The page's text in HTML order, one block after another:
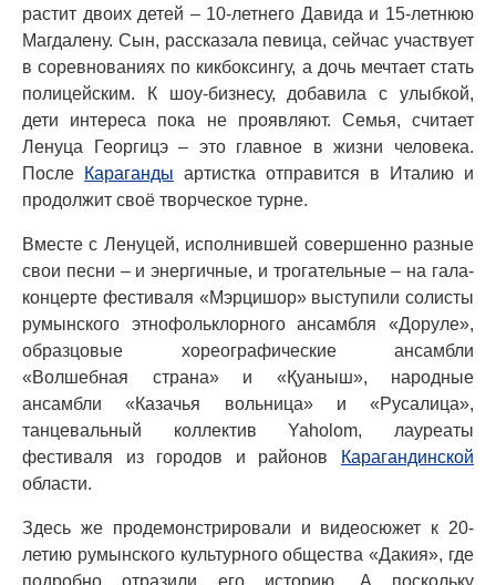
растит двоих детей – 10-летнего Давида и 15-летнюю
Магдалену. Сын, рассказала певица, сейчас участвует
в соревнованиях по кикбоксингу, а дочь мечтает стать
полицейским. К шоу-бизнесу, добавила с улыбкой,
дети интереса пока не проявляют. Семья, считает
Ленуца Георгицэ – это главное в жизни человека.
После
Караганды артистка отправится в Италию и
продолжит своё творческое турне.
Вместе с Ленуцей, исполнившей совершенно разные
свои песни – и энергичные, и трогательные – на гала-
концерте фестиваля «Мэрцишор» выступили солисты
румынского этнофольклорного ансамбля «Доруле»,
образцовые хореографические ансамбли
«Волшебная страна» и «Қуаныш», народные
ансамбли «Казачья вольница» и «Русалица»,
танцевальный коллектив Yaholom, лауреаты
фестиваля из городов и районов
Карагандинской
области.
Здесь же продемонстрировали и видеосюжет к 20-
летию румынского культурного общества «Дакия», где